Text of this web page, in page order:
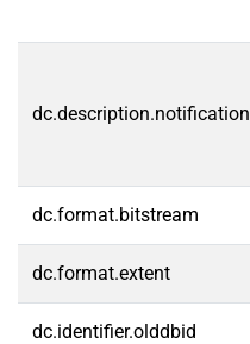
dc.description.notification
dc.format.bitstream
dc.format.extent
dc.identifier.olddbid